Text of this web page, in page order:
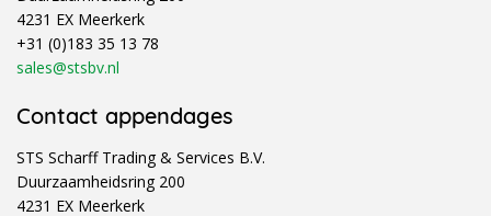
4231 EX Meerkerk
+31 (0)183 35 13 78
sales@stsbv.nl
Contact appendages
STS Scharff Trading & Services B.V.
Duurzaamheidsring 200
4231 EX Meerkerk